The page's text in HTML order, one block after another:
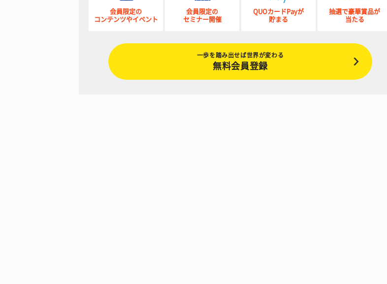
会員限定の
コンテンツやイベント
会員限定の
セミナー開催
QUOカードPayが
貯まる
抽選で豪華賞品が
当たる
一歩を踏み出せば世界が変わる
無料会員登録